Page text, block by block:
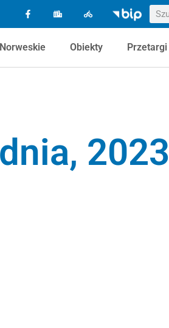
Obiekty Przetargi
2023